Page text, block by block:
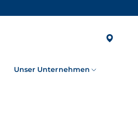
Unser Unternehmen